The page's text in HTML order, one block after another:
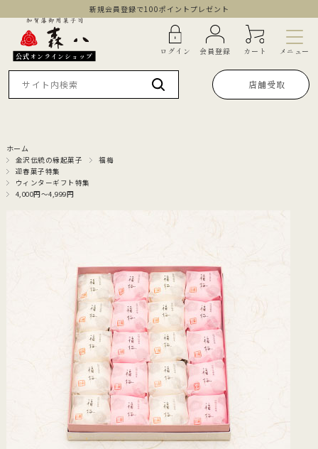
新規会員登録で100ポイントプレゼント
公式オンラインショップ ログイン 会員登録 カート メニュー
店舗受取
ホーム
金沢伝統の縁起菓子
福梅
迎春菓子特集
ウィンターギフト特集
4,000円～4,999円